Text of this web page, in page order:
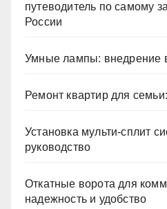
путеводитель по самому
России
Умные лампы: внедрение
Ремонт квартир для
Установка мульти-сплит
руководство
Откатные ворота для
надежность и удобство